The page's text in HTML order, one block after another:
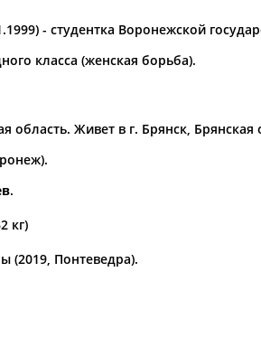
* для действующих спортсменов
- студентка Воронежской
класса (женская борьба).
область. Живет в г. Брянск, Брянская
.
кг)
(2019, Понтеведра).